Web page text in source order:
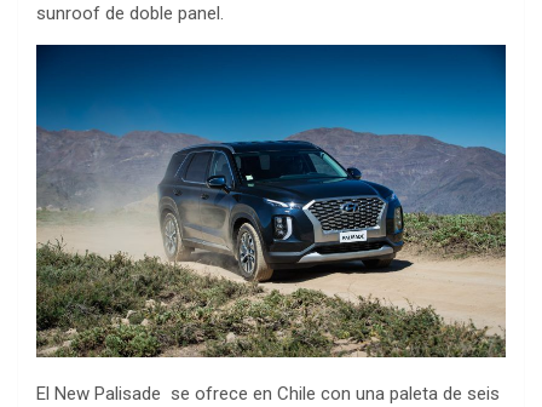
sunroof de doble panel.
El New Palisade se ofrece en Chile con una paleta de seis